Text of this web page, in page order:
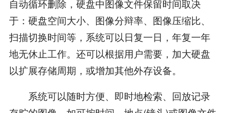
自动循环删除，硬盘中图像文件保留时间取决
于：硬盘空间大小、图像分辩率、图像压缩比、
扫描切换时间等，系统可以日复一日，年复一年
地无休止工作。还可以根据用户需要，加大硬盘
以扩展存储周期，或增加其他外存设备。
系统可以随时方便、即时地检索、回放记录